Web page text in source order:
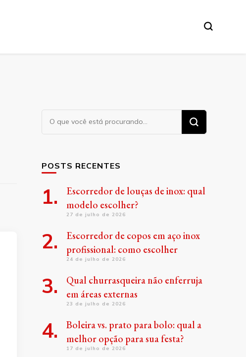
Procurando
algo?
POSTS RECENTES
Escorredor de louças de inox: qual
modelo escolher?
27 de julho de 2026
Escorredor de copos em aço inox
profissional: como escolher
24 de julho de 2026
Qual churrasqueira não enferruja
em áreas externas
23 de julho de 2026
Boleira vs. prato para bolo: qual a
melhor opção para sua festa?
17 de julho de 2026